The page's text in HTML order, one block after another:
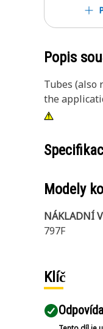
Popis
Tubes (also
the
Modely
NÁKLADNÍ
797F
Klíč